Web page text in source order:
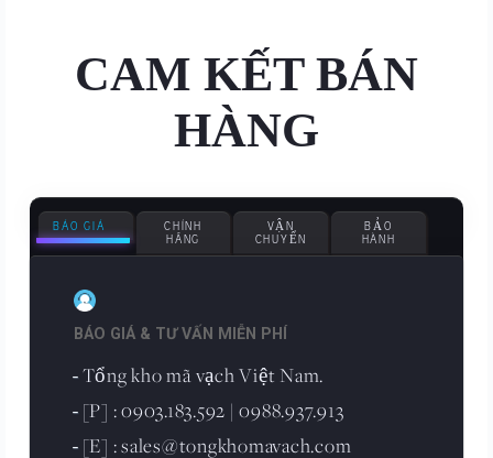
CAM KẾT BÁN
HÀNG
BÁO GIÁ
CHÍNH
HÃNG
VẬN
CHUYỂN
BẢO
HÀNH
BÁO GIÁ & TƯ VẤN MIỄN PHÍ
- Tổng kho mã vạch Việt Nam.
- [P] : 0903.183.592 | 0988.937.913
- [E] : sales@tongkhomavach.com